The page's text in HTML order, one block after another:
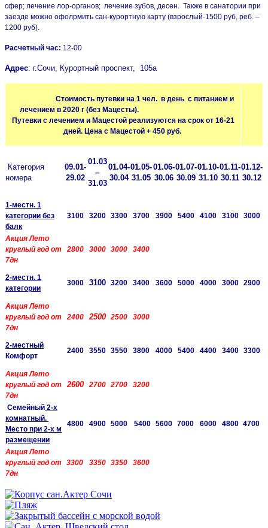
сфер; лечение лор-органов; лечение зубов, десен. Также в санатории при
заезде можно офолрмить сан-курортную карту (взрослый-1500 руб, реб. –
1200 руб).
Расчетный час: 12-00
Адрес: г.Сочи, Курортный проспект, 105а
Стоимость путевки на 1 чел. в день с питанием и
лечением в 2020 г (без Мацесты).
Путевки с лечением и Мацестой реализуются на срок от 16-21
дней. Цена с Мацестой + 450 руб.
Категория
номера
09.01-
29.02
01.03
–
31.03
01.04-
30.04
01.05-
31.05
01.06-
30.06
01.07-
30.09
01.10-
31.10
01.11-
30.11
01.12-
30.12
1-местн. 1
категории без
балк
3100 3200 3300 3700 3900 5400 4100 3100 3000
Акция Лето
круглый год от
7дн
2800 3000 3000 3400
2-местн. 1
категории
3000 3100 3200 3400 3600 5000 4000 3000 2900
Акция Лето
круглый год от
7дн
2400 2500 2500 3000
2-местный
Комфорт
2400 3550 3550 3800 4000 5400 4400 3400 3300
Акция Лето
круглый год от
7дн
2600 2700 2700 3200
Семейный 2-х
комнатный.
Место при 2-х м
размещении
4800 4900 5000 5400 5600 7000 6000 4800 4700
Акция Лето
круглый год от
7дн
3300 3350 3350 3600